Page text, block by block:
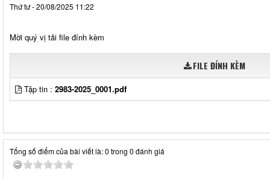
Thứ tư - 20/08/2025 11:22
Mời quý vị tải file đính kèm
FILE ĐÍNH KÈM
Tập tin : 2983-2025_0001.pdf
Tổng số điểm của bài viết là: 0 trong 0 đánh giá